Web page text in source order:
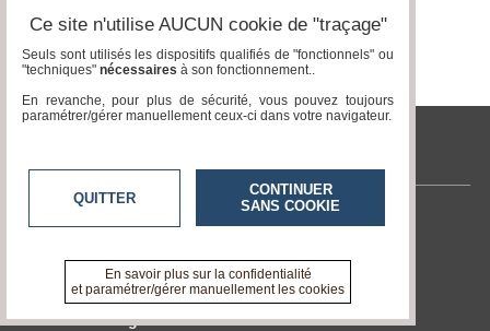
Médias
groupe
Blogs
Prémium
annuaire
Accès
tvlocale.fr
Contactez-nous
A propos de tvlocale.fr
Devenir délégué
Ce site n'utilise AUCUN cookie de "traçage"
Seuls sont utilisés les dispositifs qualifiés de "fonctionnels" ou
"techniques" nécessaires à son fonctionnement..
En revanche, pour plus de sécurité, vous pouvez toujours
paramétrer/gérer manuellement ceux-ci dans votre navigateur.
QUITTER
CONTINUER
SANS COOKIE
En savoir plus sur la confidentialité
et paramétrer/gérer manuellement les cookies